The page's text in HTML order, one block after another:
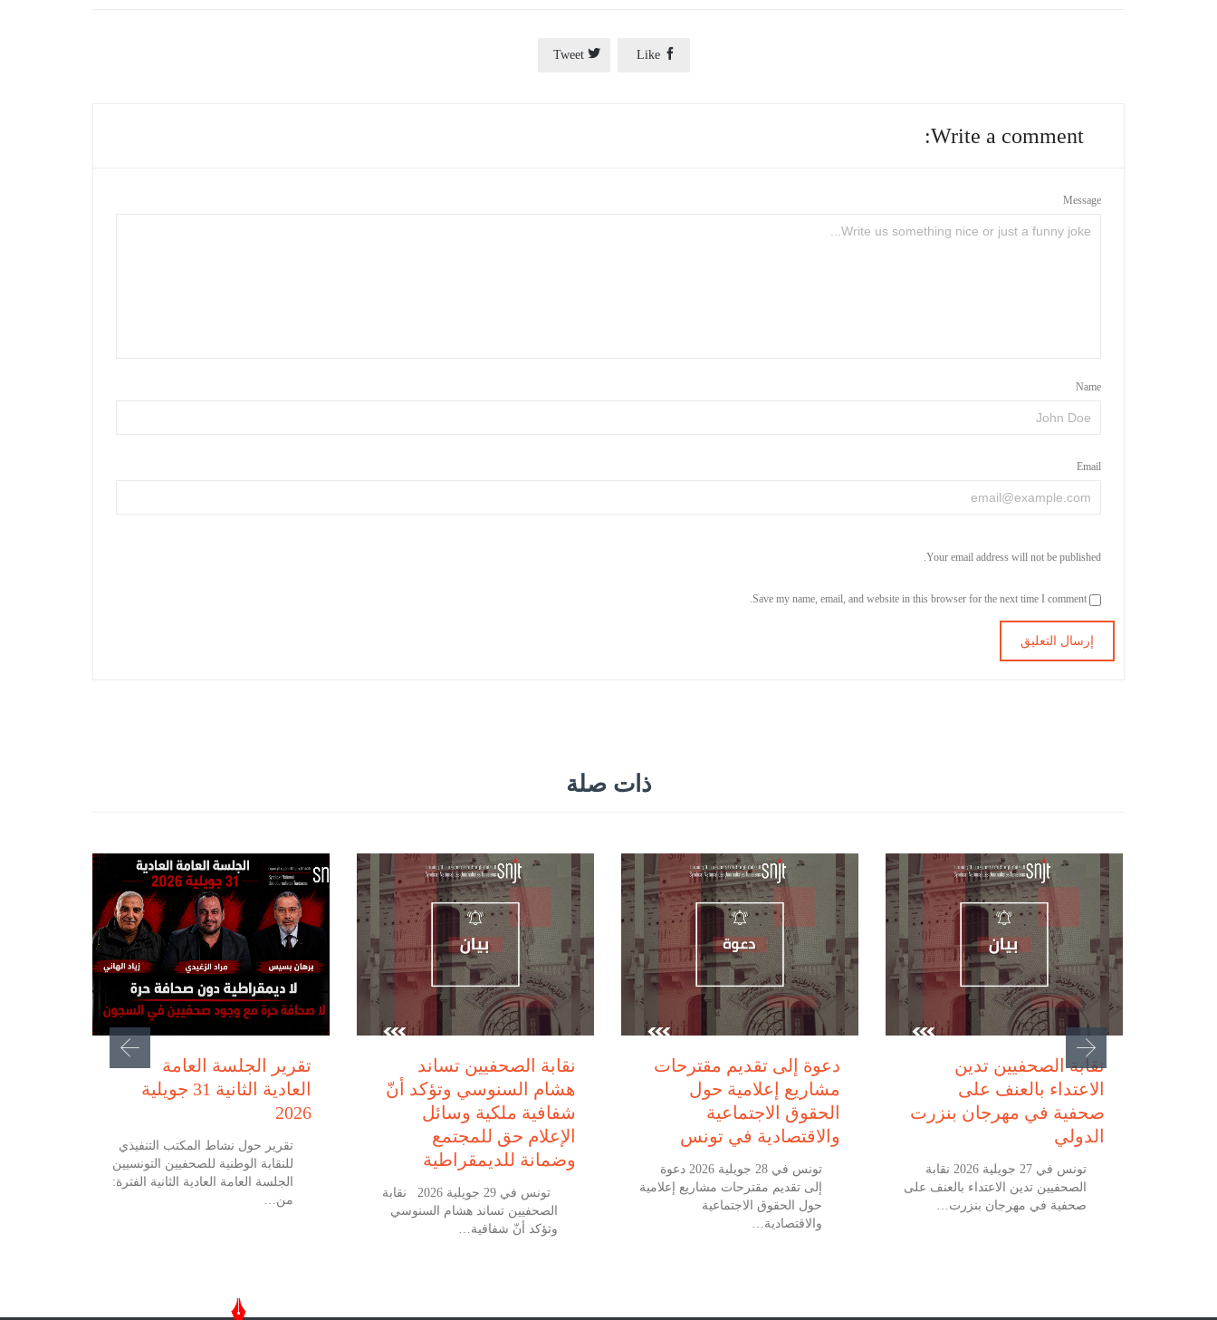

Like

Tweet
Write a comment:
Message
Name
Email
Your email address will not be published.
ذات صلة
تقرير الجلسة العامة
العادية الثانية 31 جويلية
2026
تقرير حول نشاط المكتب التنفيذي
للنقابة الوطنية للصحفيين التونسيين
الجلسة العامة العادية الثانية الفترة:
من…
نقابة الصحفيين تساند
هشام السنوسي وتؤكد أنّ
شفافية ملكية وسائل
الإعلام حق للمجتمع
وضمانة للديمقراطية
تونس في 29 جويلية 2026 نقابة
الصحفيين تساند هشام السنوسي
وتؤكد أنّ شفافية…
دعوة إلى تقديم مقترحات
مشاريع إعلامية حول
الحقوق الاجتماعية
والاقتصادية في تونس
تونس في 28 جويلية 2026 دعوة
إلى تقديم مقترحات مشاريع إعلامية
حول الحقوق الاجتماعية
والاقتصادية…
نقابة الصحفيين تدين
الاعتداء بالعنف على
صحفية في مهرجان بنزرت
الدولي
تونس في 27 جويلية 2026 نقابة
الصحفيين تدين الاعتداء بالعنف على
صحفية في مهرجان بنزرت…